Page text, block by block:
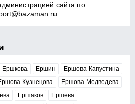
сайта по
Ершкова Ершин
Ершова-Капустина
Кузнецова
Ершова-Медведева
Ершаков
Ершева